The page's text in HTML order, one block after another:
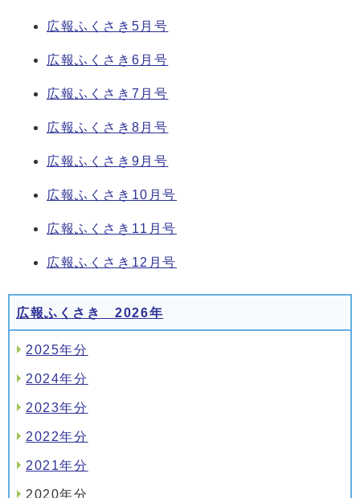
広報ふくさき5月号
広報ふくさき6月号
広報ふくさき7月号
広報ふくさき8月号
広報ふくさき9月号
広報ふくさき10月号
広報ふくさき11月号
広報ふくさき12月号
広報ふくさき 2026年
2025年分
2024年分
2023年分
2022年分
2021年分
2020年分